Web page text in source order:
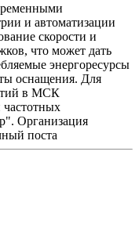
и автоматизации
скорости и
что может дать
энергоресурсы
оснащения. Для
в МСК
Организация
поста